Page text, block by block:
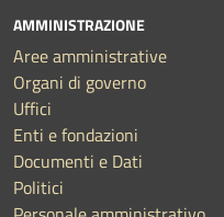
AMMINISTRAZIONE
Aree amministrative
Organi di governo
Uffici
Enti e fondazioni
Documenti e Dati
Politici